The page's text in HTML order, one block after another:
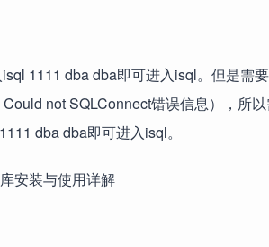
1111 dba dba即可进入isql。但是需
not SQLConnect错误信息），所
dba dba即可进入isql。